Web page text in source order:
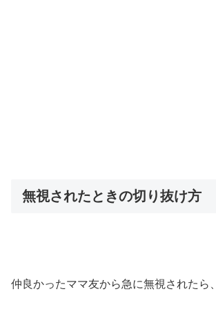
無視されたときの切り抜け方
仲良かったママ友から急に無視されたら、